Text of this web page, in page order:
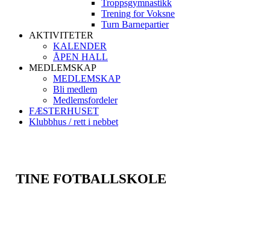
Troppsgymnastikk
Trening for Voksne
Turn Barnepartier
AKTIVITETER
KALENDER
ÅPEN HALL
MEDLEMSKAP
MEDLEMSKAP
Bli medlem
Medlemsfordeler
FÆSTERHUSET
Klubbhus / rett i nebbet
TINE FOTBALLSKOLE